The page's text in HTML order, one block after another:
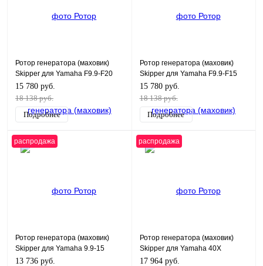
Ротор генератора (маховик)
Skipper для Yamaha F9.9-F20
15 780 руб.
18 138 руб.
Подробнее
Ротор генератора (маховик)
Skipper для Yamaha F9.9-F15
15 780 руб.
18 138 руб.
Подробнее
распродажа
Ротор генератора (маховик)
Skipper для Yamaha 9.9-15
13 736 руб.
распродажа
Ротор генератора (маховик)
Skipper для Yamaha 40X
17 964 руб.